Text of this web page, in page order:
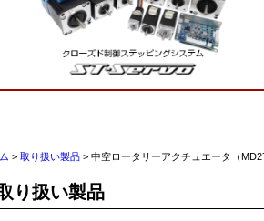
> 取り扱い製品 > 中空ロータリーアクチュエータ（
り扱い製品